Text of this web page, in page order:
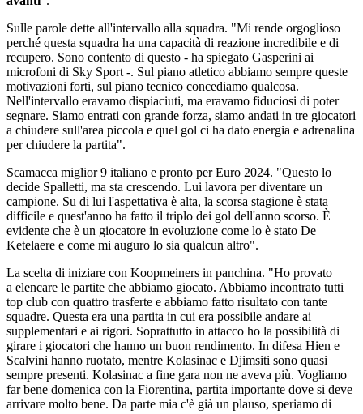
Sulle parole dette all'intervallo alla squadra. "Mi rende orgoglioso
perché questa squadra ha una capacità di reazione incredibile e di
recupero. Sono contento di questo - ha spiegato Gasperini ai
microfoni di Sky Sport -. Sul piano atletico abbiamo sempre queste
motivazioni forti, sul piano tecnico concediamo qualcosa.
Nell'intervallo eravamo dispiaciuti, ma eravamo fiduciosi di poter
segnare. Siamo entrati con grande forza, siamo andati in tre giocatori
a chiudere sull'area piccola e quel gol ci ha dato energia e adrenalina
per chiudere la partita".
Scamacca miglior 9 italiano e pronto per Euro 2024. "Questo lo
decide Spalletti, ma sta crescendo. Lui lavora per diventare un
campione. Su di lui l'aspettativa è alta, la scorsa stagione è stata
difficile e quest'anno ha fatto il triplo dei gol dell'anno scorso. È
evidente che è un giocatore in evoluzione come lo è stato De
Ketelaere e come mi auguro lo sia qualcun altro".
La scelta di iniziare con Koopmeiners in panchina. "Ho provato
a elencare le partite che abbiamo giocato. Abbiamo incontrato tutti
top club con quattro trasferte e abbiamo fatto risultato con tante
squadre. Questa era una partita in cui era possibile andare ai
supplementari e ai rigori. Soprattutto in attacco ho la possibilità di
girare i giocatori che hanno un buon rendimento. In difesa Hien e
Scalvini hanno ruotato, mentre Kolasinac e Djimsiti sono quasi
sempre presenti. Kolasinac a fine gara non ne aveva più. Vogliamo
far bene domenica con la Fiorentina, partita importante dove si deve
arrivare molto bene. Da parte mia c'è già un plauso, speriamo di